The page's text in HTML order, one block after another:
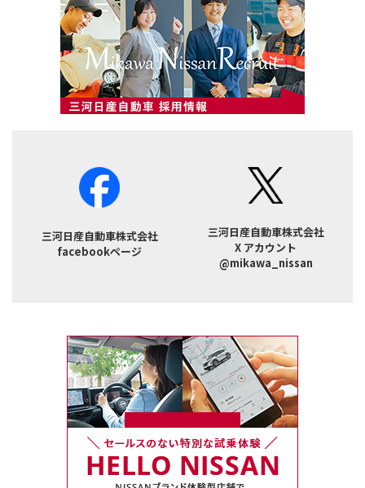
三河日産自動車株式会社
facebookページ
三河日産自動車株式会社
X アカウント
@mikawa_nissan